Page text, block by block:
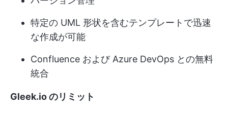
特定の UML 形状を含むテンプレートで迅速
な作成が可能
Confluence および Azure DevOps との無料
統合
Gleek.io のリミット